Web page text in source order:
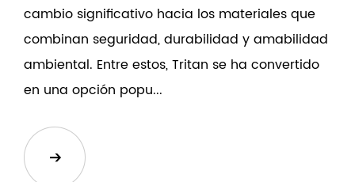
cambio significativo hacia los materiales que
combinan seguridad, durabilidad y amabilidad
ambiental. Entre estos, Tritan se ha convertido
en una opción popu...